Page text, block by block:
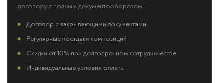
договору с полным документооборотом.
Договор с закрывающими документами
Регулярные поставки композиций
Скидки от 10% при долгосрочном сотрудничестве
Индивидуальные условия оплаты